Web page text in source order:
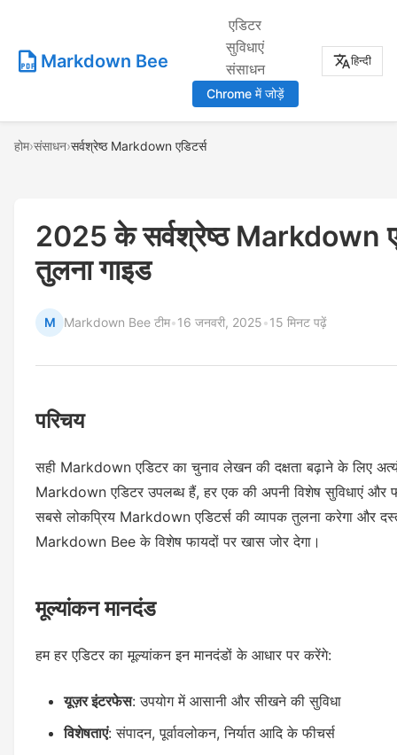
Markdown Bee
एडिटर
सुविधाएं
संसाधन
Chrome में जोड़ें
हिन्दी
होम›संसाधन›सर्वश्रेष्ठ Markdown एडिटर्स
2025 के सर्वश्रेष्ठ Markdown
तुलना गाइड
M Markdown Bee टीम•16 जनवरी, 2025•15 मिनट पढ़ें
परिचय
सही Markdown एडिटर का चुनाव लेखन की दक्षता बढ़ाने के लिए
Markdown एडिटर उपलब्ध हैं, हर एक की अपनी विशेष सुविधाएं
सबसे लोकप्रिय Markdown एडिटर्स की व्यापक तुलना करेगा और
Markdown Bee के विशेष फायदों पर खास जोर देगा।
मूल्यांकन मानदंड
हम हर एडिटर का मूल्यांकन इन मानदंडों के आधार पर करेंगे:
यूज़र इंटरफेस: उपयोग में आसानी और सीखने की सुविधा
विशेषताएं: संपादन, पूर्वावलोकन, निर्यात आदि के फीचर्स